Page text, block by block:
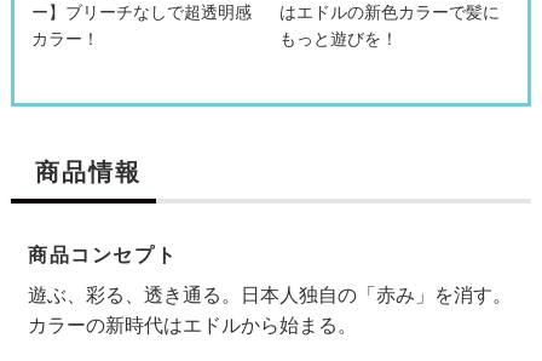
ー】ブリーチなしで超透明感
カラー！
はエドルの新色カラーで髪に
もっと遊びを！
商品情報
商品コンセプト
遊ぶ、彩る、透き通る。日本人独自の「赤み」を消す。
カラーの新時代はエドルから始まる。